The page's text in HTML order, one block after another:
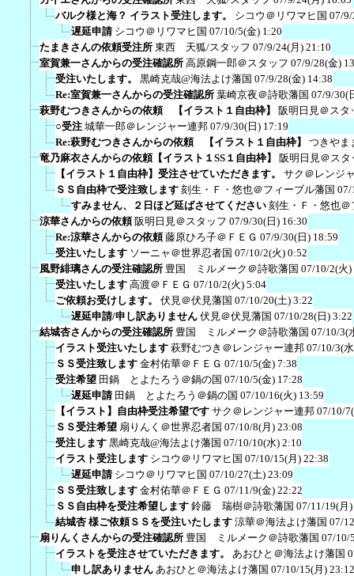
バルク様と海？ イラスト受注します。
シコウ＠リワマヒ国 07/
遅延申請 シコウ＠リワマヒ国 07/10/5(金) 1:20
たまきさんの依頼受注所 東西 天狐/スタッフ 07/9/24(月) 21:10
室賀兼一さんからの受注確認所 高原鋼一郎＠スタッフ 07/9/28(金)
受注いたします。
黒崎克哉@海法よけ藩国 07/9/28(金) 14:38
Re:室賀兼一さんからの受注確認所 葉崎京夜＠詩歌藩国 07/9/30(
萩野むつきさんからの依頼 【イラスト１自由枠】
阪明日見＠スタ
○受注 城華一郎＠レンジャー連邦 07/9/30(日) 17:19
Re:萩野むつきさんからの依頼 【イラスト１自由枠】
つきやま
竜乃麻衣さんからの依頼【イラスト１SS１自由枠】
阪明日見＠スタ
【イラスト１自由枠】受注させていただきます。
サク＠レンジ
ＳＳ自由枠で受注致します 刻生・Ｆ・悠也＠フィーブル藩国 07/
すみません、２日ほど延ばさせてください 刻生・Ｆ・悠也
涼華さんからの依頼 阪明日見＠スタッフ 07/9/30(日) 16:30
Re:涼華さんからの依頼 藤原ひろ子＠ＦＥＧ 07/9/30(日) 18:59
受注いたします ソーニャ＠世界忍者国 07/10/2(火) 0:52
風野緋璃さんの受注確認所 豊国 ミルメーク＠詩歌藩国 07/10/2(火)
受注いたします 高渡＠ＦＥＧ 07/10/2(火) 5:04
ご依頼お受けします。
伏見＠伏見藩国 07/10/20(土) 3:22
遅延申請/申し訳ありません 伏見＠伏見藩国 07/10/28(日) 3:22
結城杏さんからの受注確認所 豊国 ミルメーク＠詩歌藩国 07/10/3(
イラスト受注いたします 萩野むつき＠レンジャー連邦 07/10/3(
ＳＳ受注致します 金村佑華＠ＦＥＧ 07/10/5(金) 7:38
受注希望 田鍋 とよたろう＠鍋の国 07/10/5(金) 17:28
遅延申請 田鍋 とよたろう＠鍋の国 07/10/16(火) 13:59
【イラスト】自由枠受注希望です サク＠レンジャー連邦 07/10/
ＳＳ受注希望 扇りんく＠世界忍者国 07/10/8(月) 23:08
受注します 黒崎克哉@海法よけ藩国 07/10/10(水) 2:10
イラスト受注します シコウ＠リワマヒ国 07/10/15(月) 22:38
遅延申請 シコウ＠リワマヒ国 07/10/27(土) 23:09
ＳＳ受注致します 金村佑華＠ＦＥＧ 07/11/9(金) 22:22
ＳＳ自由枠を受注希望します 鈴藤 瑞樹＠詩歌藩国 07/11/19(月
結城杏 様ご依頼ＳＳを受注いたします 涼華＠海法よけ藩国 07/
扇りんくさんからの受注確認所 豊国 ミルメーク＠詩歌藩国 07/10/
イラストを受注させていただきます。
あおひと＠海法よけ藩国
申し訳ありません あおひと＠海法よけ藩国 07/10/15(月) 23:12